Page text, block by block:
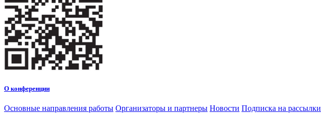
О конференции
Основные направления работы Организаторы и партнеры Новости Подписка на рассылки